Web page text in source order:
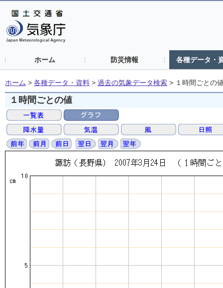
ホーム 防災情報 各種データ・
ホーム > 各種データ・資料 > 過去の気象データ検索 > １時間ごとの
１時間ごとの値